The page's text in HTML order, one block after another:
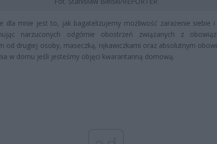
dla mnie jest to, jak bagatelizujemy możliwość zarażenie siebie i
narzuconych odgórnie obostrzeń związanych z
od drugiej osoby, maseczką, rękawiczkami oraz absolutnym
w domu jeśli jesteśmy objęci kwarantanną domową.